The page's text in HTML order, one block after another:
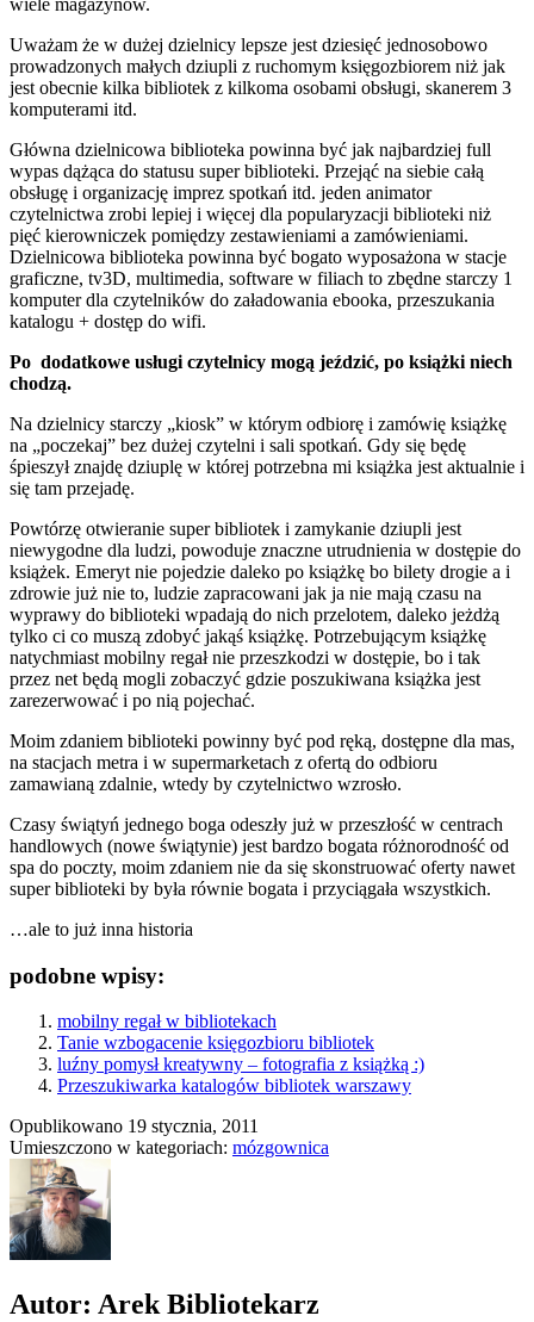
Uważam że w dużej dzielnicy lepsze jest dziesięć jednosobowo
prowadzonych małych dziupli z ruchomym księgozbiorem niż jak
jest obecnie kilka bibliotek z kilkoma osobami obsługi, skanerem 3
komputerami itd.
Główna dzielnicowa biblioteka powinna być jak najbardziej full
wypas dążąca do statusu super biblioteki. Przejąć na siebie całą
obsługę i organizację imprez spotkań itd. jeden animator
czytelnictwa zrobi lepiej i więcej dla popularyzacji biblioteki niż
pięć kierowniczek pomiędzy zestawieniami a zamówieniami.
Dzielnicowa biblioteka powinna być bogato wyposażona w stacje
graficzne, tv3D, multimedia, software w filiach to zbędne starczy 1
komputer dla czytelników do załadowania ebooka, przeszukania
katalogu + dostęp do wifi.
Po dodatkowe usługi czytelnicy mogą jeździć, po książki niech
chodzą.
Na dzielnicy starczy „kiosk” w którym odbiorę i zamówię książkę
na „poczekaj” bez dużej czytelni i sali spotkań. Gdy się będę
śpieszył znajdę dziuplę w której potrzebna mi książka jest aktualnie i
się tam przejadę.
Powtórzę otwieranie super bibliotek i zamykanie dziupli jest
niewygodne dla ludzi, powoduje znaczne utrudnienia w dostępie do
książek. Emeryt nie pojedzie daleko po książkę bo bilety drogie a i
zdrowie już nie to, ludzie zapracowani jak ja nie mają czasu na
wyprawy do biblioteki wpadają do nich przelotem, daleko jeżdżą
tylko ci co muszą zdobyć jakąś książkę. Potrzebującym książkę
natychmiast mobilny regał nie przeszkodzi w dostępie, bo i tak
przez net będą mogli zobaczyć gdzie poszukiwana książka jest
zarezerwować i po nią pojechać.
Moim zdaniem biblioteki powinny być pod ręką, dostępne dla mas,
na stacjach metra i w supermarketach z ofertą do odbioru
zamawianą zdalnie, wtedy by czytelnictwo wzrosło.
Czasy świątyń jednego boga odeszły już w przeszłość w centrach
handlowych (nowe świątynie) jest bardzo bogata różnorodność od
spa do poczty, moim zdaniem nie da się skonstruować oferty nawet
super biblioteki by była równie bogata i przyciągała wszystkich.
…ale to już inna historia
podobne wpisy:
mobilny regał w bibliotekach
Tanie wzbogacenie księgozbioru bibliotek
luźny pomysł kreatywny – fotografia z książką :)
Przeszukiwarka katalogów bibliotek warszawy
Opublikowano 19 stycznia, 2011
Umieszczono w kategoriach: mózgownica
Autor: Arek Bibliotekarz